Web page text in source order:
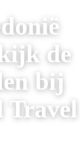
de
bij
Travel